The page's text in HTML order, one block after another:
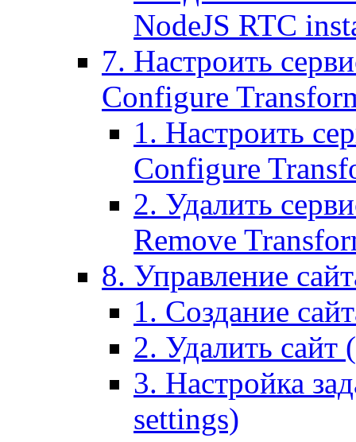
NodeJS RTC
7. Настроить
Configure
1. Настроить
Configure
2. Удалить
Remove
8. Управление
1. Создание
2. Удалить сайт
3. Настройка
settings)